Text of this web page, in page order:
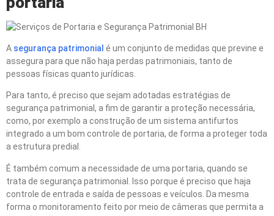
A segurança patrimonial é um conjunto de medidas que previne e
assegura para que não haja perdas patrimoniais, tanto de
pessoas físicas quanto jurídicas.
Para tanto, é preciso que sejam adotadas estratégias de
segurança patrimonial, a fim de garantir a proteção necessária,
como, por exemplo a construção de um sistema antifurtos
integrado a um bom controle de portaria, de forma a proteger toda
a estrutura predial.
É também comum a necessidade de uma portaria, quando se
trata de segurança patrimonial. Isso porque é preciso que haja
controle de entrada e saída de pessoas e veículos. Da mesma
forma o monitoramento feito por meio de câmeras que permita a